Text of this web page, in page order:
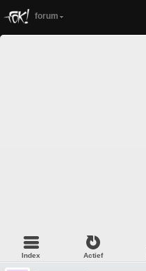
forum
Index Actief